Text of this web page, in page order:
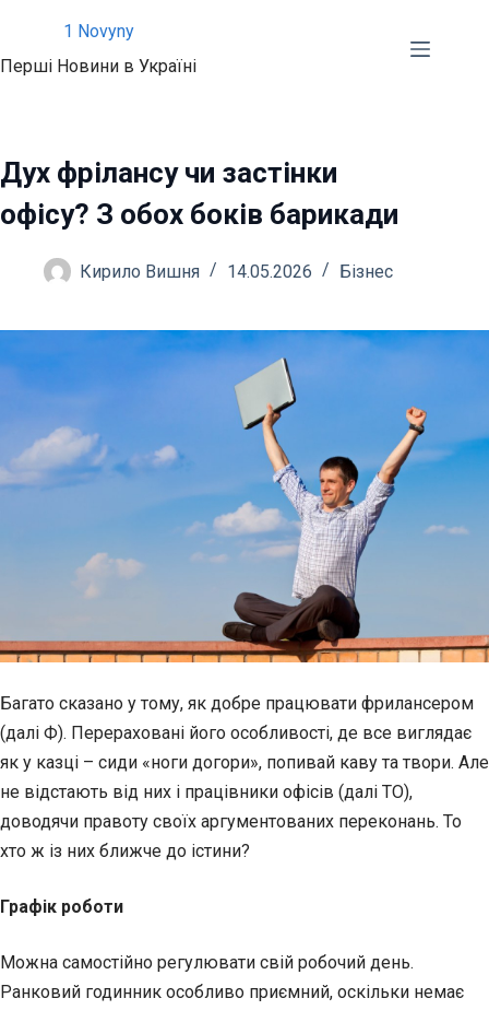
вмісту
1 Novyny
Перші Новини в Україні
Дух фрілансу чи застінки
офісу? З обох боків барикади
Кирило Вишня 14.05.2026 Бізнес
Багато сказано у тому, як добре працювати фрилансером
(далі Ф). Перераховані його особливості, де все виглядає
як у казці – сиди «ноги догори», попивай каву та твори. Але
не відстають від них і працівники офісів (далі ТО),
доводячи правоту своїх аргументованих переконань. То
хто ж із них ближче до істини?
Графік роботи
Можна самостійно регулювати свій робочий день.
Ранковий годинник особливо приємний, оскільки немає